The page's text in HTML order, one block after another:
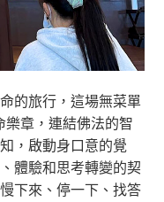
的旅行，這場無菜單
樂章，連結佛法的智
，啟動身口意的覺
體驗和思考轉變的契
下來、停一下、找答